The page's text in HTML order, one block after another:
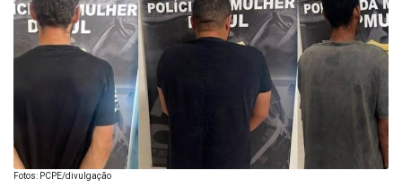
Fotos: PCPE/divulgação